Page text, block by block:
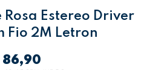
Estereo Driver
Fio 2M Letron
86,90